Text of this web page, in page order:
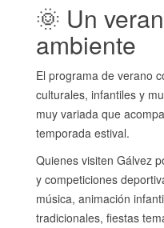
🌞 Un
ambiente
El programa de verano
culturales, infantiles y
muy variada que
temporada estival.
Quienes visiten Gálvez
y competiciones
música, animación
tradicionales, fiestas